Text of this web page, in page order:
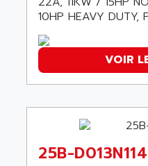
ATP
8200-SERIES
SERIE 9000
SERVOPACK
FMV
ALARMCOM
ALCATEL
ALCATEL-LUCENT
ALES
ALFA PROGETTI
ALFA ROBOT
ALFA ROMEO
10HP HEAVY DUTY,
VOIR
25B-D013N114